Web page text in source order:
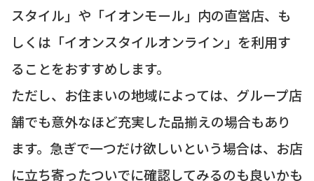
スタイル」や「イオンモール」内の直営店、も
しくは「イオンスタイルオンライン」を利用す
ることをおすすめします。
ただし、お住まいの地域によっては、グループ店
舗でも意外なほど充実した品揃えの場合もあり
ます。急ぎで一つだけ欲しいという場合は、お店
に立ち寄ったついでに確認してみるのも良いかも